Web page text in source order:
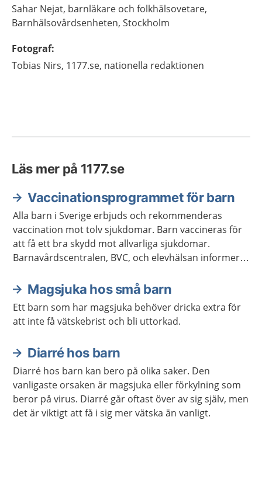
Sahar Nejat, barnläkare och folkhälsovetare,
Barnhälsovårdsenheten, Stockholm
Fotograf:
Tobias Nirs, 1177.se, nationella redaktionen
Läs mer på 1177.se
Vaccinationsprogrammet för barn
Alla barn i Sverige erbjuds och rekommenderas
vaccination mot tolv sjukdomar. Barn vaccineras för
att få ett bra skydd mot allvarliga sjukdomar.
Barnavårdscentralen, BVC, och elevhälsan informerar
Magsjuka hos små barn
Ett barn som har magsjuka behöver dricka extra för
att inte få vätskebrist och bli uttorkad.
Diarré hos barn
Diarré hos barn kan bero på olika saker. Den
vanligaste orsaken är magsjuka eller förkylning som
beror på virus. Diarré går oftast över av sig själv, men
det är viktigt att få i sig mer vätska än vanligt.